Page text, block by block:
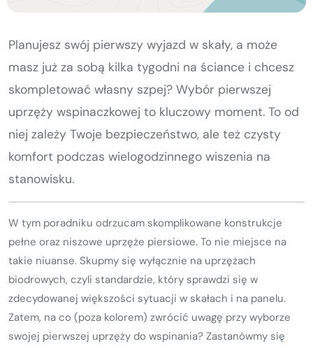
Planujesz swój pierwszy wyjazd w skały, a może
masz już za sobą kilka tygodni na ściance i chcesz
skompletować własny szpej? Wybór pierwszej
uprzęży wspinaczkowej to kluczowy moment. To od
niej zależy Twoje bezpieczeństwo, ale też czysty
komfort podczas wielogodzinnego wiszenia na
stanowisku.
W tym poradniku odrzucam skomplikowane konstrukcje
pełne oraz niszowe uprzęże piersiowe. To nie miejsce na
takie niuanse. Skupmy się wyłącznie na uprzężach
biodrowych, czyli standardzie, który sprawdzi się w
zdecydowanej większości sytuacji w skałach i na panelu.
Zatem, na co (poza kolorem) zwrócić uwagę przy wyborze
swojej pierwszej uprzęży do wspinania? Zastanówmy się
Kurs turystyki wysokogórskiej
Nie wiesz który wybrać?
Nie wiesz który wybrać?